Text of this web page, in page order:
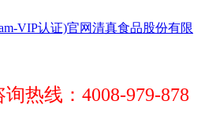
热线：4008-979-878